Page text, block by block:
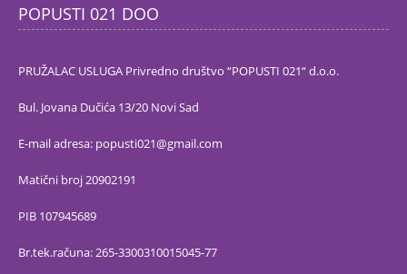
POPUSTI 021 DOO
PRUŽALAC USLUGA Privredno društvo “POPUSTI 021“ d.o.o.
Bul. Jovana Dučića 13/20 Novi Sad
E-mail adresa: popusti021@gmail.com
Matični broj 20902191
PIB 107945689
Br.tek.računa: 265-3300310015045-77